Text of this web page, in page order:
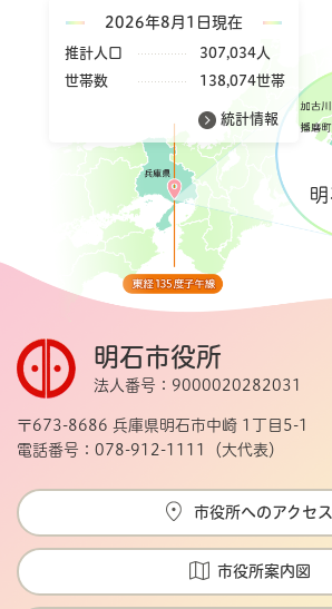
2026年8月1日現在
推計人口
307,034人
世帯数
138,074世帯
統計情報
明石市役所
法人番号：9000020282031
〒673-8686 兵庫県明石市中崎 1丁目5-1
電話番号：078-912-1111（大代表）
市役所へのアクセス
市役所案内図